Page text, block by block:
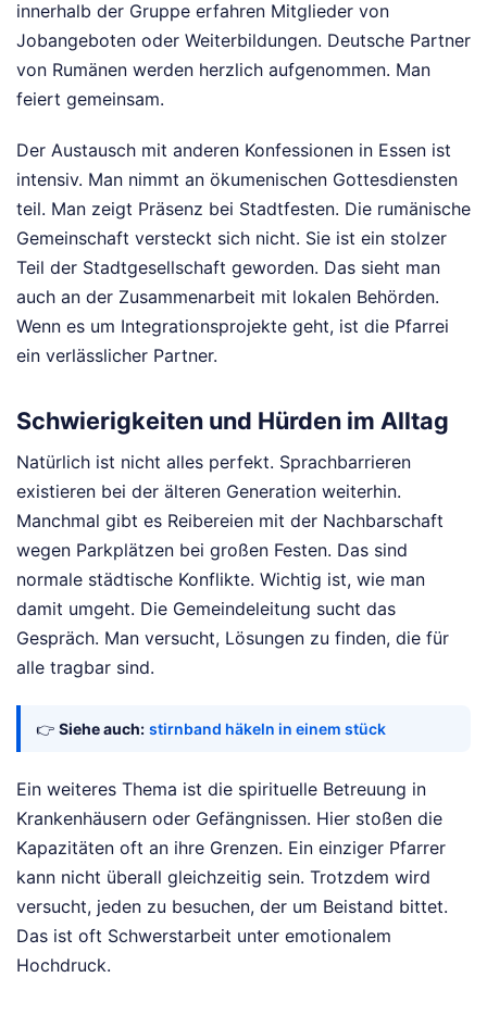
innerhalb der Gruppe erfahren Mitglieder von
Jobangeboten oder Weiterbildungen. Deutsche Partner
von Rumänen werden herzlich aufgenommen. Man
feiert gemeinsam.
Der Austausch mit anderen Konfessionen in Essen ist
intensiv. Man nimmt an ökumenischen Gottesdiensten
teil. Man zeigt Präsenz bei Stadtfesten. Die rumänische
Gemeinschaft versteckt sich nicht. Sie ist ein stolzer
Teil der Stadtgesellschaft geworden. Das sieht man
auch an der Zusammenarbeit mit lokalen Behörden.
Wenn es um Integrationsprojekte geht, ist die Pfarrei
ein verlässlicher Partner.
Schwierigkeiten und Hürden im Alltag
Natürlich ist nicht alles perfekt. Sprachbarrieren
existieren bei der älteren Generation weiterhin.
Manchmal gibt es Reibereien mit der Nachbarschaft
wegen Parkplätzen bei großen Festen. Das sind
normale städtische Konflikte. Wichtig ist, wie man
damit umgeht. Die Gemeindeleitung sucht das
Gespräch. Man versucht, Lösungen zu finden, die für
alle tragbar sind.
👉 Siehe auch: stirnband häkeln in einem stück
Ein weiteres Thema ist die spirituelle Betreuung in
Krankenhäusern oder Gefängnissen. Hier stoßen die
Kapazitäten oft an ihre Grenzen. Ein einziger Pfarrer
kann nicht überall gleichzeitig sein. Trotzdem wird
versucht, jeden zu besuchen, der um Beistand bittet.
Das ist oft Schwerstarbeit unter emotionalem
Hochdruck.